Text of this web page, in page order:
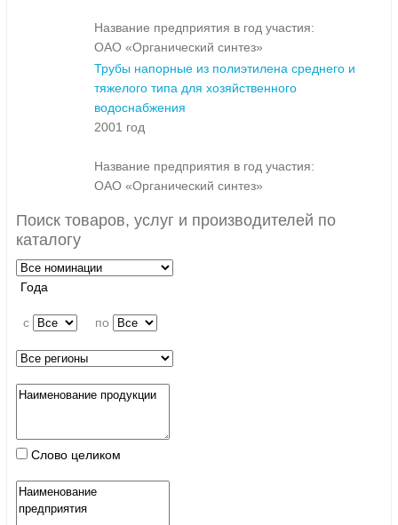
Название предприятия в год участия:
ОАО «Органический синтез»
Трубы напорные из полиэтилена среднего и
тяжелого типа для хозяйственного
водоснабжения
2001 год
Название предприятия в год участия:
ОАО «Органический синтез»
Поиск товаров, услуг и производителей по
каталогу
Года
c по
Слово целиком